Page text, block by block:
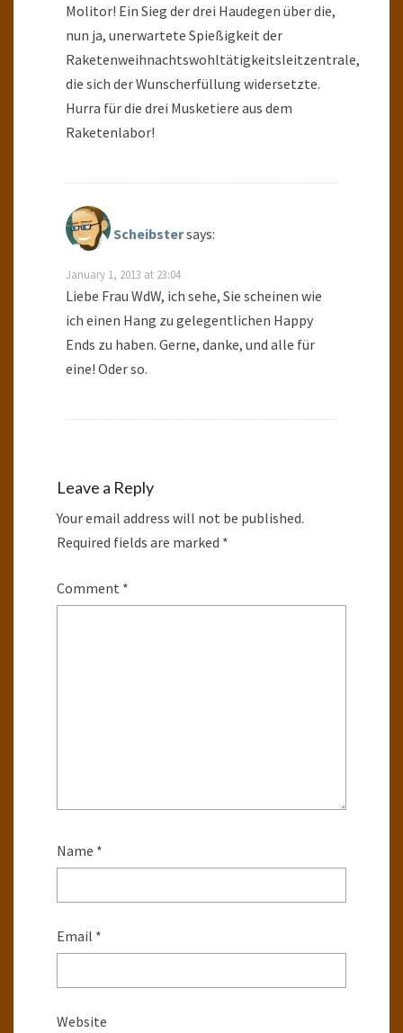
Molitor! Ein Sieg der drei Haudegen über die,
nun ja, unerwartete Spießigkeit der
Raketenweihnachtswohltätigkeitsleitzentrale,
die sich der Wunscherfüllung widersetzte.
Hurra für die drei Musketiere aus dem
Raketenlabor!
Scheibstersays:
January 1, 2013 at 23:04
Liebe Frau WdW, ich sehe, Sie scheinen wie
ich einen Hang zu gelegentlichen Happy
Ends zu haben. Gerne, danke, und alle für
eine! Oder so.
Leave a Reply
Your email address will not be published.
Required fields are marked *
Comment *
Name *
Email *
Website